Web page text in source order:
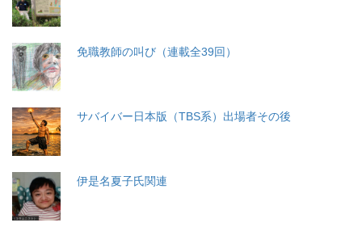
免職教師の叫び（連載全39回）
サバイバー日本版（TBS系）出場者その後
伊是名夏子氏関連